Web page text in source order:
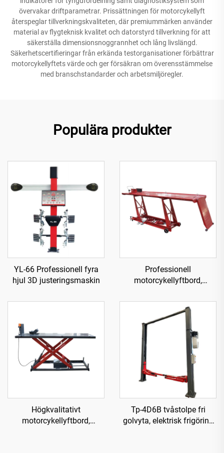
övervakar driftparametrar. Prissättningen för motorcykellyft
återspeglar tillverkningskvaliteten, där premiummärken använder
material av flygteknisk kvalitet och datorstyrd tillverkning för att
säkerställa dimensionsnoggrannhet och lång livslängd.
Säkerhetscertifieringar från erkända testorganisationer förbättrar
motorcykellyftets värde och ger försäkran om överensstämmelse
med branschstandarder och arbetsmiljöregler.
Populära produkter
YL-66 Professionell fyra
hjul 3D justeringsmaskin
Professionell
motorcykellyftbord,
TP04101D-500
Högkvalitativt
motorcykellyftbord,
Tp-4D6B tvåstolpe fri
golvyta, elektrisk frigöring